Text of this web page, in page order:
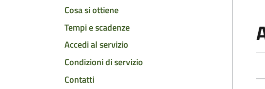
Cosa si ottiene
Tempi e scadenze
Accedi al servizio
Condizioni di servizio
Contatti